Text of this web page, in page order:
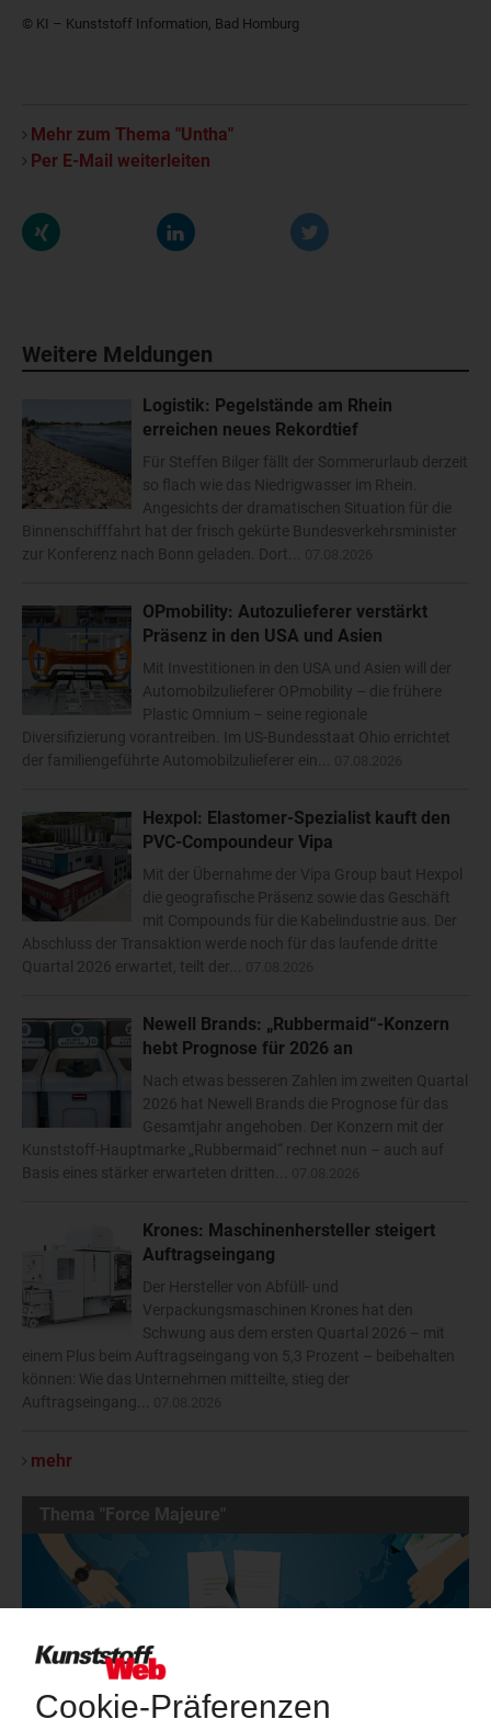
© KI – Kunststoff Information, Bad Homburg
Mehr zum Thema "Untha"
Per E-Mail weiterleiten
Weitere Meldungen
Logistik: Pegelstände am Rhein
erreichen neues Rekordtief
Für Steffen Bilger fällt der Sommerurlaub derzeit
so flach wie das Niedrigwasser im Rhein.
Angesichts der dramatischen Situation für die
Binnenschifffahrt hat der frisch gekürte Bundesverkehrsminister
zur Konferenz nach Bonn geladen. Dort...
OPmobility: Autozulieferer verstärkt
Präsenz in den USA und Asien
Mit Investitionen in den USA und Asien will der
Automobilzulieferer OPmobility – die frühere
Plastic Omnium – seine regionale
Diversifizierung vorantreiben. Im US-Bundesstaat Ohio errichtet
der familiengeführte Automobilzulieferer ein...
Hexpol: Elastomer-Spezialist kauft den
PVC-Compoundeur Vipa
Mit der Übernahme der Vipa Group baut Hexpol
die geografische Präsenz sowie das Geschäft
mit Compounds für die Kabelindustrie aus. Der
Abschluss der Transaktion werde noch für das laufende dritte
Quartal 2026 erwartet, teilt der...
Newell Brands: „Rubbermaid“-Konzern
hebt Prognose für 2026 an
Nach etwas besseren Zahlen im zweiten Quartal
2026 hat Newell Brands die Prognose für das
Gesamtjahr angehoben. Der Konzern mit der
Kunststoff-Hauptmarke „Rubbermaid“ rechnet nun – auch auf
Basis eines stärker erwarteten dritten...
Krones: Maschinenhersteller steigert
Auftragseingang
Der Hersteller von Abfüll- und
Verpackungsmaschinen Krones hat den
Schwung aus dem ersten Quartal 2026 – mit
einem Plus beim Auftragseingang von 5,3 Prozent – beibehalten
können: Wie das Unternehmen mitteilte, stieg der
Auftragseingang...
mehr
Thema "Force Majeure"
Force Majeure in der Kunststoffindustrie